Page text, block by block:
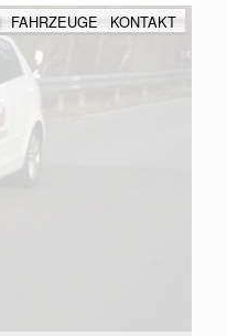
FAHRZEUGE KONTAKT